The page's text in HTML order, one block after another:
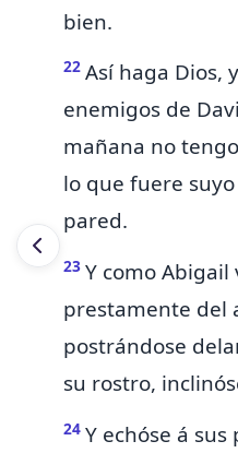
bien.
22 Así haga Dios,
enemigos de
mañana no
lo que fuere
pared.
23 Y como Abigail
prestamente del
postrándose
su rostro,
24 Y echóse á